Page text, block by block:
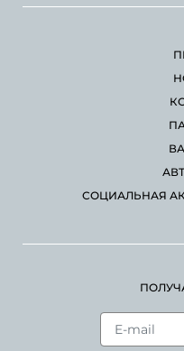
СОЦИАЛЬНАЯ